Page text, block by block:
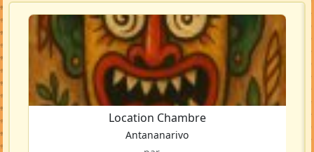
Location Chambre
Antananarivo